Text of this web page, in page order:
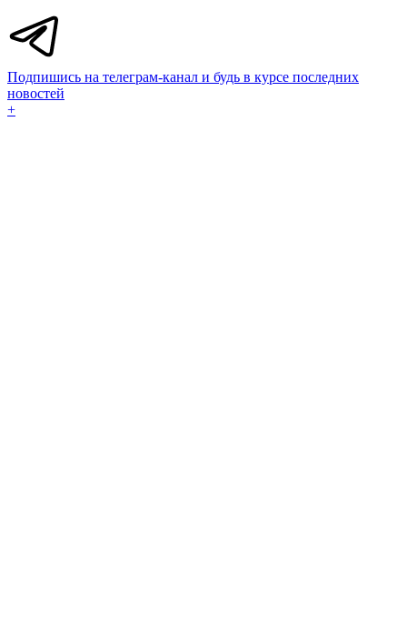
Подпишись на телеграм-канал и будь в курсе последних
новостей
+